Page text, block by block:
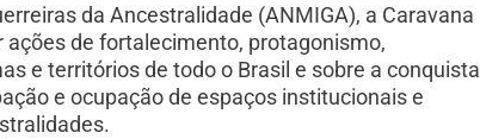
da Ancestralidade (ANMIGA), a Caravana
de fortalecimento, protagonismo,
e territórios de todo o Brasil e sobre a conquista
e ocupação de espaços institucionais e